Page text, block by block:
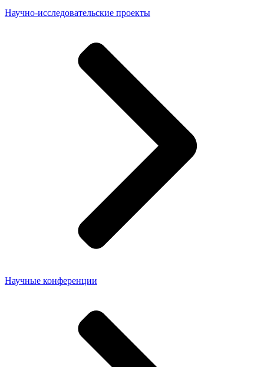
Научно-исследовательские проекты
Научные конференции